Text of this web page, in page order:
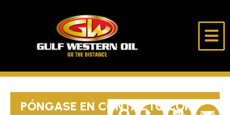
Western
final
INICIO
PÓNGASE EN CONTACTO CON